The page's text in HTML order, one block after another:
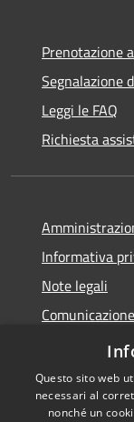
Prenotazione
Segnalazione
Leggi le FAQ
Richiesta
Informativa
Note legali
Dichiarazione
Questo sito web
necessari al
nonché un